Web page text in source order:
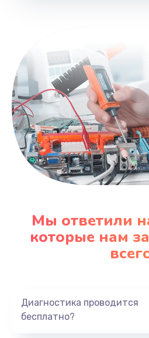
Мы ответили
которые нам
Диагностика проводится
бесплатно?